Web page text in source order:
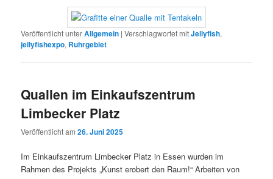
Veröffentlicht unterAllgemein |Verschlagwortet mitJellyfish,
jellyfishexpo, Ruhrgebiet
Quallen im Einkaufszentrum
Limbecker Platz
Veröffentlicht am26. Juni 2025
Im Einkaufszentrum Limbecker Platz in Essen wurden im
Rahmen des Projekts „Kunst erobert den Raum!“ Arbeiten von